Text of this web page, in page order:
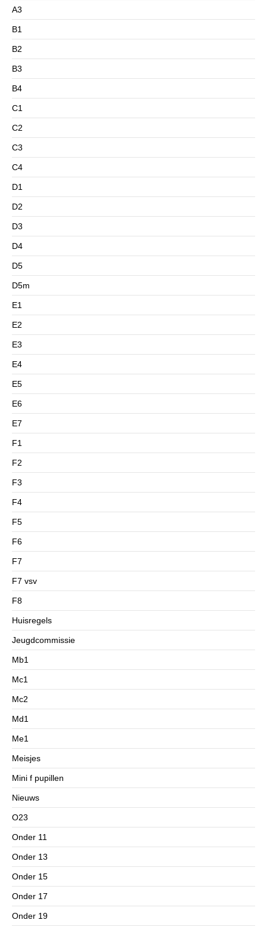
A3
B1
B2
B3
B4
C1
C2
C3
C4
D1
D2
D3
D4
D5
D5m
E1
E2
E3
E4
E5
E6
E7
F1
F2
F3
F4
F5
F6
F7
F7 vsv
F8
Huisregels
Jeugdcommissie
Mb1
Mc1
Mc2
Md1
Me1
Meisjes
Mini f pupillen
Nieuws
O23
Onder 11
Onder 13
Onder 15
Onder 17
Onder 19